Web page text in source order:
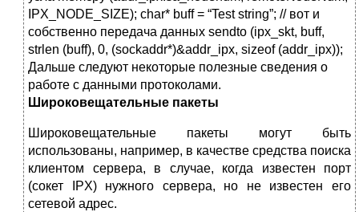
IPX_NODE_SIZE); char* buff = “Test string”; // вот и
собственно передача данных sendto (ipx_skt, buff,
strlen (buff), 0, (sockaddr*)&addr_ipx, sizeof (addr_ipx));
Дальше следуют некоторые полезные сведения о
работе с данными протоколами.
Широковещательные пакеты
Широковещательные пакеты могут быть
использованы, например, в качестве средства поиска
клиентом сервера, в случае, когда известен порт
(сокет IPX) нужного сервера, но не известен его
сетевой адрес.